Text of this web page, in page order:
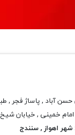
, طبقه اول , واحد 140 ( فروش
خمینی , خیابان شیخ
: شهر اهواز , سنندج